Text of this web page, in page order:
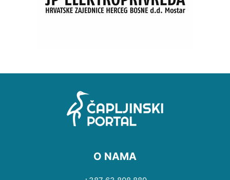
O NAMA